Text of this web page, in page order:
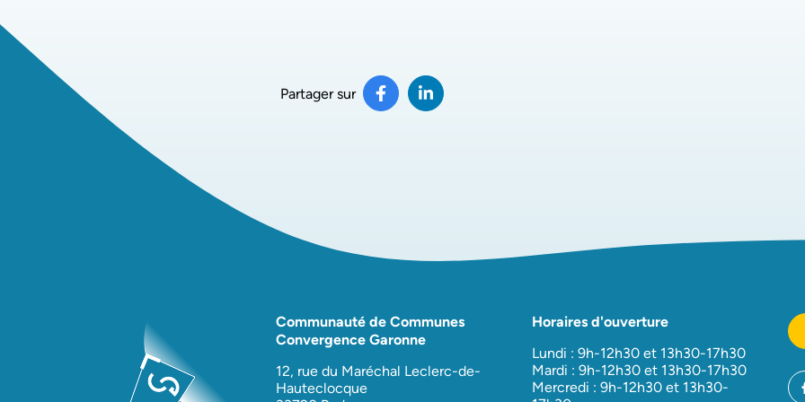
Partager sur Partager sur Facebook
(ouverture dans un nouvel onglet)
Partager sur LinkedIn
(ouverture dans un nouvel onglet)
Communauté de Communes
Convergence Garonne
12, rue du Maréchal Leclerc-de-
Hauteclocque
Horaires d'ouverture
Lundi : 9h-12h30 et 13h30-17h30
Mardi : 9h-12h30 et 13h30-17h30
Mercredi : 9h-12h30 et 13h30-